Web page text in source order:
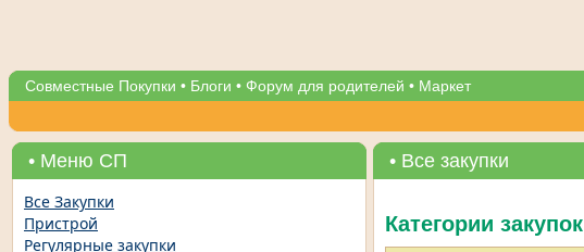
Совместные Покупки • Блоги • Форум для родителей • Маркет
• Меню СП
Все Закупки
Пристрой
Регулярные закупки
• Все закупки
Категории закупок